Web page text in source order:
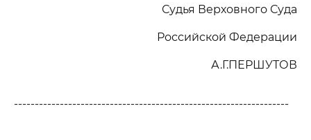
Судья Верховного Суда
Российской Федерации
А.Г.ПЕРШУТОВ
------------------------------------------------------------------